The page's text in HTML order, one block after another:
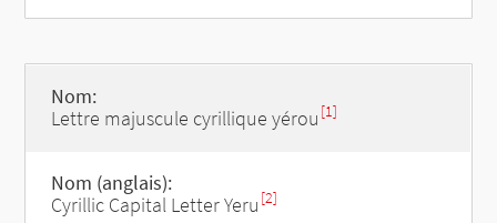
Nom:
Lettre majuscule cyrillique yérou [1]
Nom (anglais):
Cyrillic Capital Letter Yeru [2]